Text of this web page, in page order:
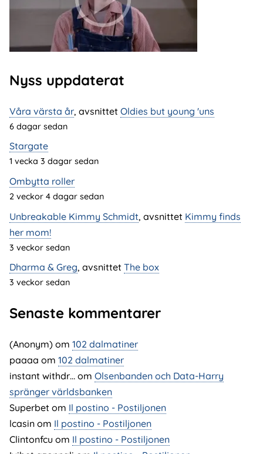
Nyss uppdaterat
Våra värsta år, avsnittet Oldies but young 'uns
6 dagar sedan
Stargate
1 vecka 3 dagar sedan
Ombytta roller
2 veckor 4 dagar sedan
Unbreakable Kimmy Schmidt, avsnittet Kimmy finds
her mom!
3 veckor sedan
Dharma & Greg, avsnittet The box
3 veckor sedan
Senaste kommentarer
(Anonym) om 102 dalmatiner
paaaa om 102 dalmatiner
instant withdr… om Olsenbanden och Data-Harry
spränger världsbanken
Superbet om Il postino - Postiljonen
lcasin om Il postino - Postiljonen
Clintonfcu om Il postino - Postiljonen